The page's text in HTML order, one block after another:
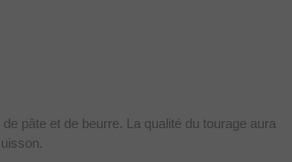
pâte et de beurre. La qualité du tourage aura